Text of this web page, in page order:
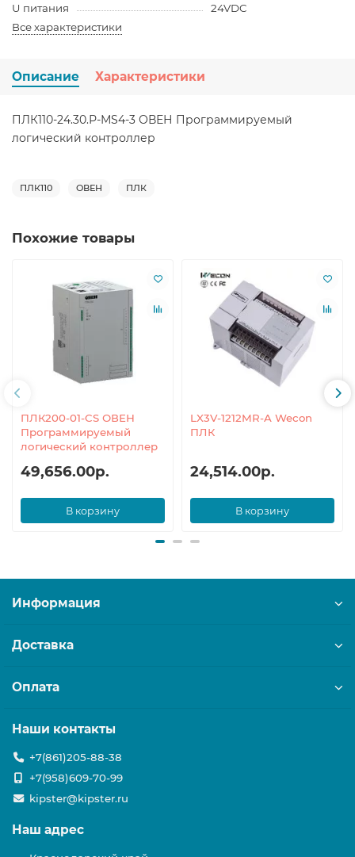
U питания
24VDC
Все характеристики
Описание Характеристики
ПЛК110-24.30.Р-МS4-3 ОВЕН Программируемый
логический контроллер
ПЛК110 ОВЕН ПЛК
Похожие товары
ПЛК200-01-CS ОВЕН
Программируемый
логический контроллер
49,656.00р.
В корзину
LX3V-1212MR-A Wecon
ПЛК
24,514.00р.
В корзину
Информация
Доставка
Оплата
Наши контакты
+7(861)205-88-38
+7(958)609-70-99
kipster@kipster.ru
Наш адрес